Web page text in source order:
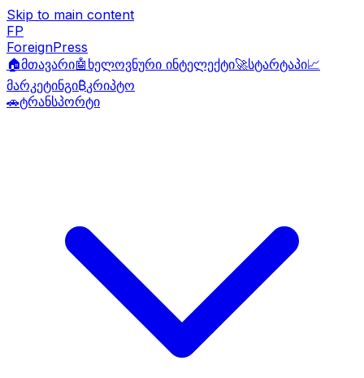
Skip to main content
FP
ForeignPress
🏠მთავარი🤖 ხელოვნური ინტელექტი🚀სტარტაპი📈
მარკეტინგი₿კრიპტო
🚗ტრანსპორტი